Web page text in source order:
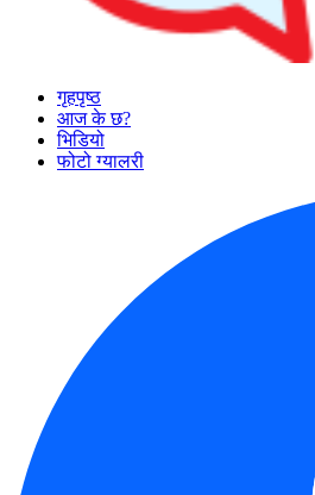
गृहपृष्ठ
आज के छ?
भिडियो
फोटो ग्यालरी